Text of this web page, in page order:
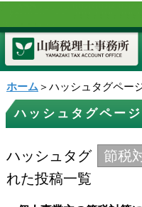
ホーム＞ハッシュタグペー
ハッシュタグページ
ハッシュタグ 節税
れた投稿一覧